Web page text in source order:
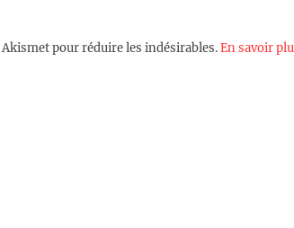
Akismet pour réduire les indésirables.En savoir